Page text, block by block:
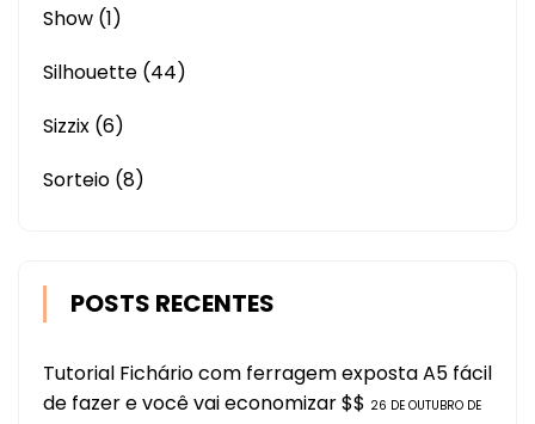
Show (1)
Silhouette (44)
Sizzix (6)
Sorteio (8)
POSTS RECENTES
Tutorial Fichário com ferragem exposta A5 fácil
de fazer e você vai economizar $$ 26 DE OUTUBRO DE